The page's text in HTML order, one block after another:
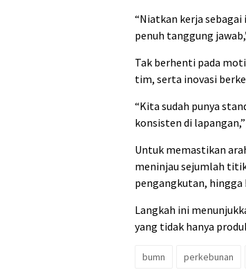
“Niatkan kerja
penuh tanggung
Tak berhenti pada
tim, serta inovasi
“Kita sudah punya
konsisten di
Untuk memastikan
meninjau sejumlah
pengangkutan,
Langkah ini
yang tidak hanya
bumn perkebunan